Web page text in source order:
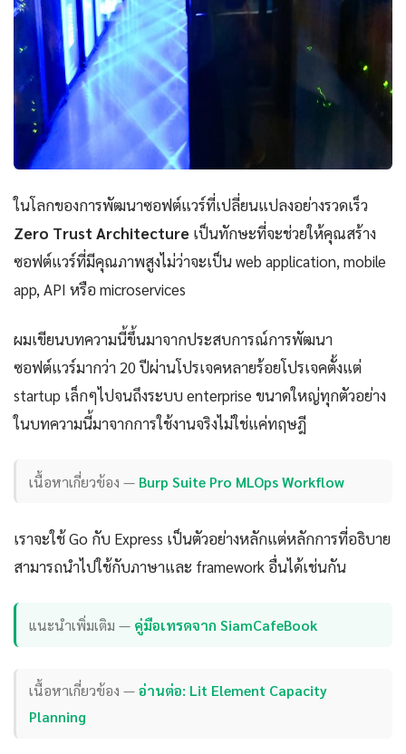
ในโลกของการพัฒนาซอฟต์แวร์ที่เปลี่ยนแปลงอย่างรวดเร็ว
Zero Trust Architecture เป็นทักษะที่จะช่วยให้คุณสร้าง
ซอฟต์แวร์ที่มีคุณภาพสูงไม่ว่าจะเป็น web application, mobile
app, API หรือ microservices
ผมเขียนบทความนี้ขึ้นมาจากประสบการณ์การพัฒนา
ซอฟต์แวร์มากว่า 20 ปีผ่านโปรเจคหลายร้อยโปรเจคตั้งแต่
startup เล็กๆไปจนถึงระบบ enterprise ขนาดใหญ่ทุกตัวอย่าง
ในบทความนี้มาจากการใช้งานจริงไม่ใช่แค่ทฤษฎี
เนื้อหาเกี่ยวข้อง — Burp Suite Pro MLOps Workflow
เราจะใช้ Go กับ Express เป็นตัวอย่างหลักแต่หลักการที่อธิบาย
สามารถนำไปใช้กับภาษาและ framework อื่นได้เช่นกัน
แนะนำเพิ่มเติม — คู่มือเทรดจาก SiamCafeBook
เนื้อหาเกี่ยวข้อง —อ่านต่อ: Lit Element Capacity
Planning